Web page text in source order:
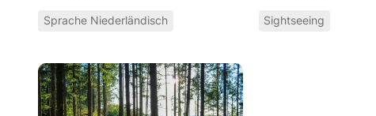
Sprache Niederländisch Sightseeing